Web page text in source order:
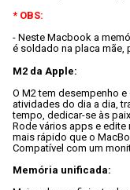
* OBS:
- Neste Macbook a
M2 da Apple:
O M2 tem desempenho
atividades do dia a dia,
tempo, dedicar-se às
Rode vários apps e
mais rápido que o
Compatível com um
Memória unificada: